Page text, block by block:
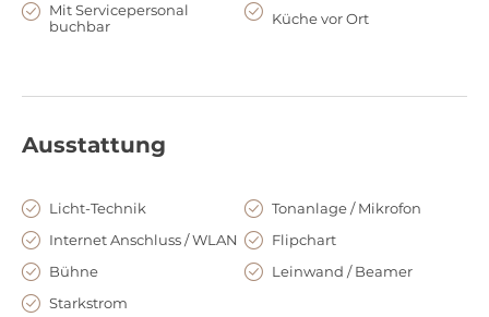
Mit Servicepersonal
buchbar
Küche vor Ort
Ausstattung
Licht-Technik
Tonanlage / Mikrofon
Internet Anschluss / WLAN
Flipchart
Bühne
Leinwand / Beamer
Starkstrom